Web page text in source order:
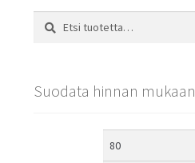
Etsi
Suodata hinnan mukaan
Minimihinta